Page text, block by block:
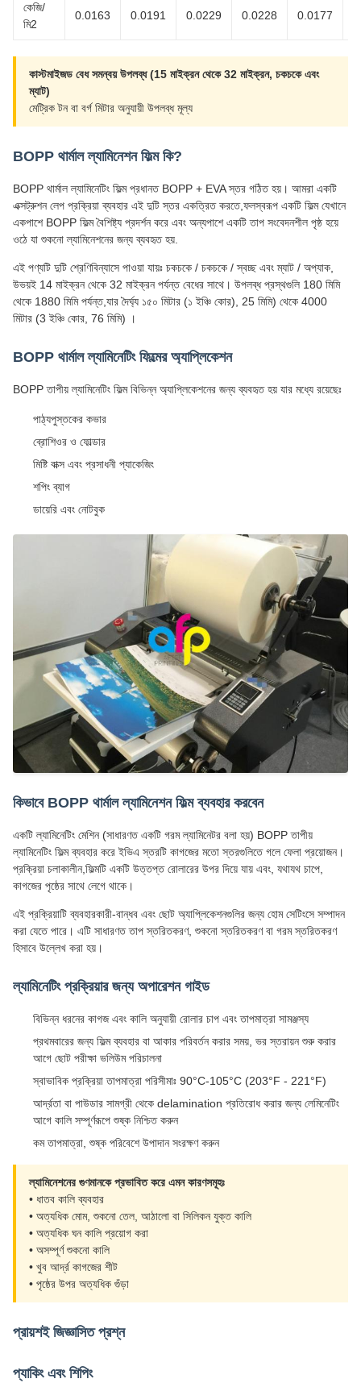
কেজি/
মি2
0.0163 0.0191 0.0229 0.0228 0.0177
কাস্টমাইজড বেধ সমন্বয় উপলব্ধ (15 মাইক্রন থেকে 32 মাইক্রন, চকচকে এবং
ম্যাট)
মেট্রিক টন বা বর্গ মিটার অনুযায়ী উপলব্ধ মূল্য
BOPP থার্মাল ল্যামিনেশন ফিল্ম কি?
BOPP থার্মাল ল্যামিনেটিং ফিল্ম প্রধানত BOPP + EVA স্তর গঠিত হয়। আমরা একটি
এক্সট্রুশন লেপ প্রক্রিয়া ব্যবহার এই দুটি স্তর একত্রিত করতে,ফলস্বরূপ একটি ফিল্ম যেখানে
একপাশে BOPP ফিল্ম বৈশিষ্ট্য প্রদর্শন করে এবং অন্যপাশে একটি তাপ সংবেদনশীল পৃষ্ঠ হয়ে
ওঠে যা শুকনো ল্যামিনেশনের জন্য ব্যবহৃত হয়.
এই পণ্যটি দুটি শ্রেণিবিন্যাসে পাওয়া যায়ঃ চকচকে / চকচকে / স্বচ্ছ এবং ম্যাট / অপ্যাক,
উভয়ই 14 মাইক্রন থেকে 32 মাইক্রন পর্যন্ত বেধের সাথে। উপলব্ধ প্রস্থগুলি 180 মিমি
থেকে 1880 মিমি পর্যন্ত,যার দৈর্ঘ্য ১৫০ মিটার (১ ইঞ্চি কোর), 25 মিমি) থেকে 4000
মিটার (3 ইঞ্চি কোর, 76 মিমি) ।
BOPP থার্মাল ল্যামিনেটিং ফিল্মের অ্যাপ্লিকেশন
BOPP তাপীয় ল্যামিনেটিং ফিল্ম বিভিন্ন অ্যাপ্লিকেশনের জন্য ব্যবহৃত হয় যার মধ্যে রয়েছেঃ
পাঠ্যপুস্তকের কভার
ব্রোশিওর ও ফোল্ডার
মিষ্টি বাক্স এবং প্রসাধনী প্যাকেজিং
শপিং ব্যাগ
ডায়েরি এবং নোটবুক
কিভাবে BOPP থার্মাল ল্যামিনেশন ফিল্ম ব্যবহার করবেন
একটি ল্যামিনেটিং মেশিন (সাধারণত একটি গরম ল্যামিনেটর বলা হয়) BOPP তাপীয়
ল্যামিনেটিং ফিল্ম ব্যবহার করে ইভিএ স্তরটি কাগজের মতো স্তরগুলিতে গলে ফেলা প্রয়োজন।
প্রক্রিয়া চলাকালীন,ফিল্মটি একটি উত্তপ্ত রোলারের উপর দিয়ে যায় এবং, যথাযথ চাপে,
কাগজের পৃষ্ঠের সাথে লেগে থাকে।
এই প্রক্রিয়াটি ব্যবহারকারী-বান্ধব এবং ছোট অ্যাপ্লিকেশনগুলির জন্য হোম সেটিংসে সম্পাদন
করা যেতে পারে। এটি সাধারণত তাপ স্তরিতকরণ, শুকনো স্তরিতকরণ বা গরম স্তরিতকরণ
হিসাবে উল্লেখ করা হয়।
ল্যামিনেটিং প্রক্রিয়ার জন্য অপারেশন গাইড
বিভিন্ন ধরনের কাগজ এবং কালি অনুযায়ী রোলার চাপ এবং তাপমাত্রা সামঞ্জস্য
প্রথমবারের জন্য ফিল্ম ব্যবহার বা আকার পরিবর্তন করার সময়, ভর স্তরায়ন শুরু করার
আগে ছোট পরীক্ষা ভলিউম পরিচালনা
স্বাভাবিক প্রক্রিয়া তাপমাত্রা পরিসীমাঃ 90°C-105°C (203°F - 221°F)
আর্দ্রতা বা পাউডার সামগ্রী থেকে delamination প্রতিরোধ করার জন্য লেমিনেটিং
আগে কালি সম্পূর্ণরূপে শুষ্ক নিশ্চিত করুন
কম তাপমাত্রা, শুষ্ক পরিবেশে উপাদান সংরক্ষণ করুন
ল্যামিনেশনের গুণমানকে প্রভাবিত করে এমন কারণসমূহঃ
• ধাতব কালি ব্যবহার
• অত্যধিক মোম, শুকনো তেল, আঠালো বা সিলিকন যুক্ত কালি
• অত্যধিক ঘন কালি প্রয়োগ করা
• অসম্পূর্ণ শুকনো কালি
• খুব আর্দ্র কাগজের শীট
• পৃষ্ঠের উপর অত্যধিক গুঁড়া
প্রায়শই জিজ্ঞাসিত প্রশ্ন
প্যাকিং এবং শিপিং